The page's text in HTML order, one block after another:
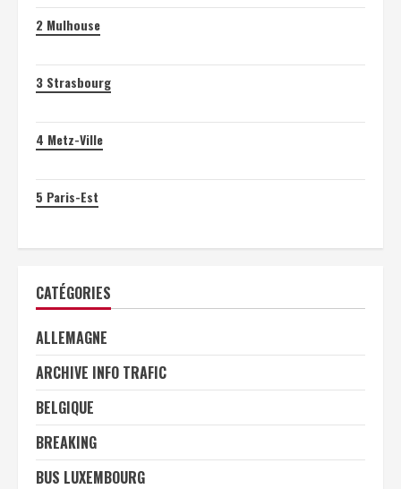
2 Mulhouse
3 Strasbourg
4 Metz-Ville
5 Paris-Est
CATÉGORIES
ALLEMAGNE
ARCHIVE INFO TRAFIC
BELGIQUE
BREAKING
BUS LUXEMBOURG